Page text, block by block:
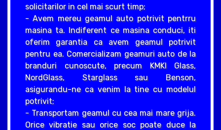
solicitarilor in cel mai scurt timp;
- Avem mereu geamul auto potrivit pentrru
masina ta. Indiferent ce masina conduci, iti
oferim garantia ca avem geamul potrivit
pentru ea. Comercializam geamuri auto de la
branduri cunoscute, precum KMKI Glass,
NordGlass, Starglass sau Benson,
asigurandu-ne ca venim la tine cu modelul
potrivit;
- Transportam geamul cu cea mai mare grija.
Orice vibratie sau orice soc poate duce la